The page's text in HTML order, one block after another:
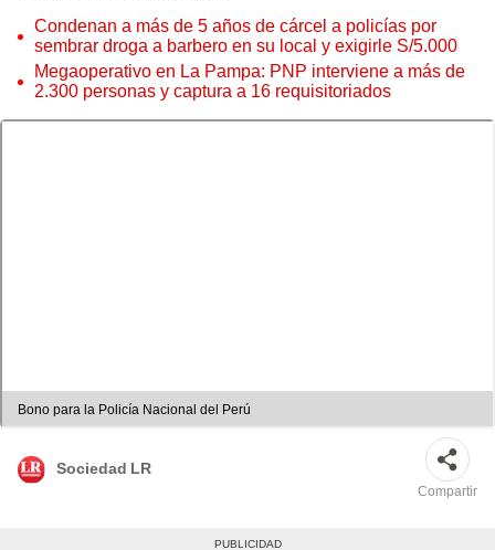
Condenan a más de 5 años de cárcel a policías por
sembrar droga a barbero en su local y exigirle S/5.000
Megaoperativo en La Pampa: PNP interviene a más de
2.300 personas y captura a 16 requisitoriados
Bono para la Policía Nacional del Perú
Sociedad LR
Compartir